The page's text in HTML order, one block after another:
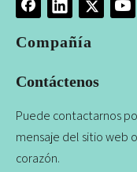
Compañía
Contáctenos
Puede contactarnos
mensaje del sitio web
corazón.